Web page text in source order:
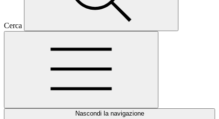
Cerca
Nascondi la navigazione